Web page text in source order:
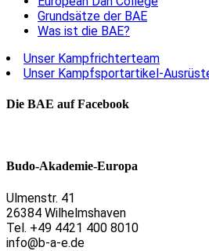
Grundsätze der BAE
Was ist die BAE?
Unser Kampfrichterteam
Unser Kampfsportartikel-
Die BAE auf Facebook
Budo-Akademie-Europa
Ulmenstr. 41
26384 Wilhelmshaven
Tel. +49 4421 400 8010
info@b-a-e.de